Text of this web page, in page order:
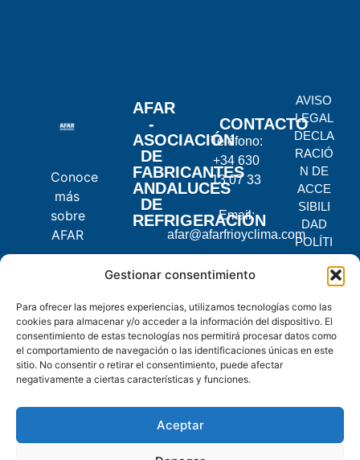
Gestionar consentimiento
Para ofrecer las mejores experiencias, utilizamos tecnologías como las
cookies para almacenar y/o acceder a la información del dispositivo. El
consentimiento de estas tecnologías nos permitirá procesar datos como
el comportamiento de navegación o las identificaciones únicas en este
sitio. No consentir o retirar el consentimiento, puede afectar
negativamente a ciertas características y funciones.
Aceptar
Conoce
más
sobre
AFAR
AFAR
-
ASOCIACIÓN
DE
FABRICANTES
ANDALUCES
DE
REFRIGERACIÓN
CONTACTO
Teléfono:
+34 630
13 07 33
Email:
afar@afarfrioyclima.com
C.
2, 14900
Lucena,
Córdoba
AVISO
LEGAL
DECLA
RACIÓ
N DE
ACCE
SIBILI
DAD
POLÍTI
PRIVA
POLÍTI
CA DE
COOKI